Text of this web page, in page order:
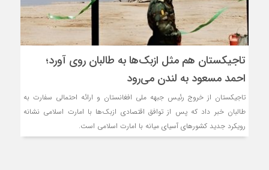
تاجیکستان هم مثل ازبک‌ها به طالبان روی آورد؛
احمد مسعود به لندن می‌رود
تاجیکستان از خروج رئیس جبهه ملی افغانستان و ارائه احتمالی سفارت به
طالبان خبر داد که پس از توافق اقتصادی ازبک‌ها با امارت اسلامی نشانه
رویکرد جدید کشورهای آسیای میانه با امارت اسلامی است.